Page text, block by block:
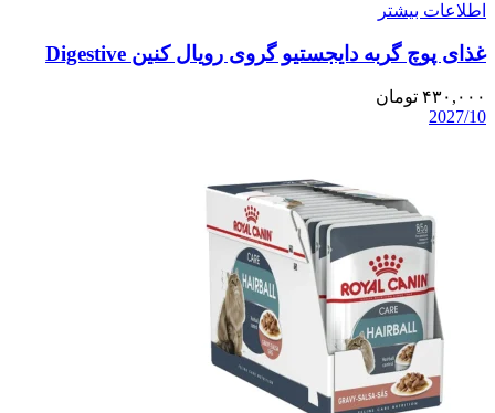
اطلاعات بیشتر
غذای پوچ گربه دایجستیو گروی رویال کنین Digestive
۴۳۰,۰۰۰ تومان
2027/10